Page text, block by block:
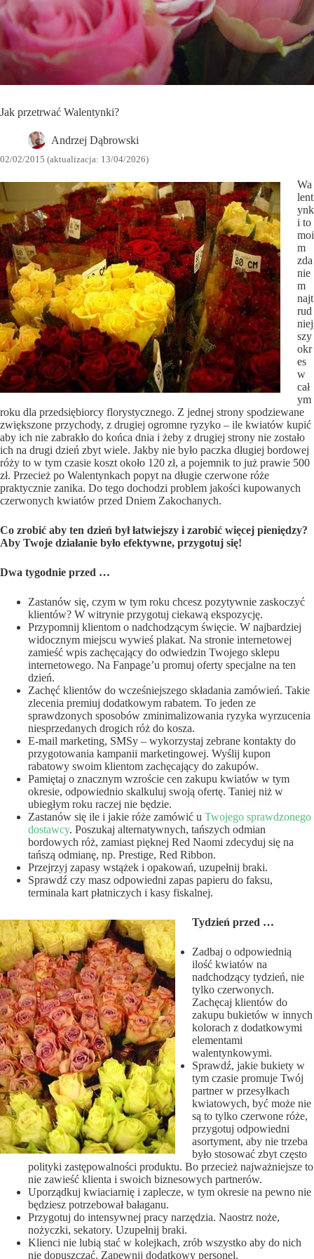
Jak przetrwać Walentynki?
Andrzej Dąbrowski
02/02/2015 (aktualizacja: 13/04/2026)
Wa
lent
ynk
i to
moi
m
zda
nie
m
najt
rud
niej
szy
okr
es
w
cał
ym
roku dla przedsiębiorcy florystycznego. Z jednej strony spodziewane
zwiększone przychody, z drugiej ogromne ryzyko – ile kwiatów kupić
aby ich nie zabrakło do końca dnia i żeby z drugiej strony nie zostało
ich na drugi dzień zbyt wiele. Jakby nie było paczka długiej bordowej
róży to w tym czasie koszt około 120 zł, a pojemnik to już prawie 500
zł. Przecież po Walentynkach popyt na długie czerwone róże
praktycznie zanika. Do tego dochodzi problem jakości kupowanych
czerwonych kwiatów przed Dniem Zakochanych.
Co zrobić aby ten dzień był łatwiejszy i zarobić więcej pieniędzy?
Aby Twoje działanie było efektywne, przygotuj się!
Dwa tygodnie przed …
Zastanów się, czym w tym roku chcesz pozytywnie zaskoczyć
klientów? W witrynie przygotuj ciekawą ekspozycję.
Przypomnij klientom o nadchodzącym święcie. W najbardziej
widocznym miejscu wywieś plakat. Na stronie internetowej
zamieść wpis zachęcający do odwiedzin Twojego sklepu
internetowego. Na Fanpage’u promuj oferty specjalne na ten
dzień.
Zachęć klientów do wcześniejszego składania zamówień. Takie
zlecenia premiuj dodatkowym rabatem. To jeden ze
sprawdzonych sposobów zminimalizowania ryzyka wyrzucenia
niesprzedanych drogich róż do kosza.
E-mail marketing, SMSy – wykorzystaj zebrane kontakty do
przygotowania kampanii marketingowej. Wyślij kupon
rabatowy swoim klientom zachęcający do zakupów.
Pamiętaj o znacznym wzroście cen zakupu kwiatów w tym
okresie, odpowiednio skalkuluj swoją ofertę. Taniej niż w
ubiegłym roku raczej nie będzie.
Zastanów się ile i jakie róże zamówić u Twojego sprawdzonego
dostawcy. Poszukaj alternatywnych, tańszych odmian
bordowych róż, zamiast pięknej Red Naomi zdecyduj się na
tańszą odmianę, np. Prestige, Red Ribbon.
Przejrzyj zapasy wstążek i opakowań, uzupełnij braki.
Sprawdź czy masz odpowiedni zapas papieru do faksu,
terminala kart płatniczych i kasy fiskalnej.
Tydzień przed …
Zadbaj o odpowiednią
ilość kwiatów na
nadchodzący tydzień, nie
tylko czerwonych.
Zachęcaj klientów do
zakupu bukietów w innych
kolorach z dodatkowymi
elementami
walentynkowymi.
Sprawdź, jakie bukiety w
tym czasie promuje Twój
partner w przesyłkach
kwiatowych, być może nie
są to tylko czerwone róże,
przygotuj odpowiedni
asortyment, aby nie trzeba
było stosować zbyt często
polityki zastępowalności produktu. Bo przecież najważniejsze to
nie zawieść klienta i swoich biznesowych partnerów.
Uporządkuj kwiaciarnię i zaplecze, w tym okresie na pewno nie
będziesz potrzebował bałaganu.
Przygotuj do intensywnej pracy narzędzia. Naostrz noże,
nożyczki, sekatory. Uzupełnij braki.
Klienci nie lubią stać w kolejkach, zrób wszystko aby do nich
nie dopuszczać. Zapewnij dodatkowy personel.